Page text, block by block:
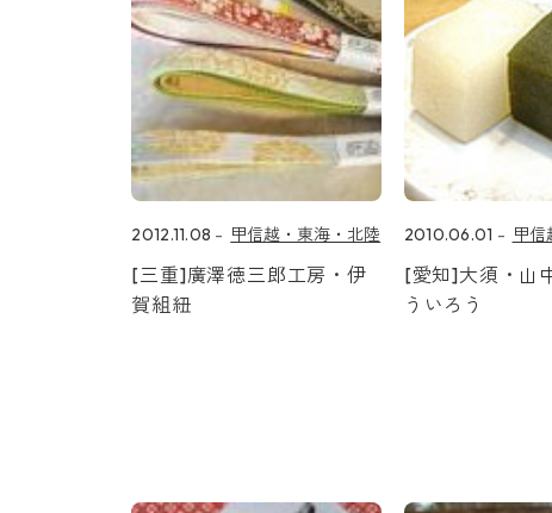
2012.11.08 甲信越・東海・北陸
[三重]廣澤徳三郎工房・伊
賀組紐
2010.06.01 甲信
[愛知]大須・山
ういろう